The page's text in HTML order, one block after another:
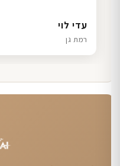
שרון כהן
תל אביב
עדי לוי
רמת גן
דנה גל
חיפה
ליאת ויוסי מ.
הוד השרון